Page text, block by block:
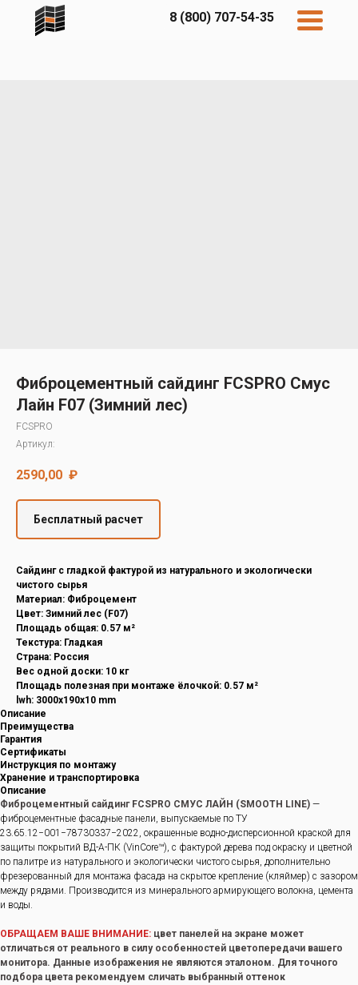
8 (800) 707-54-35
Cedral
Фиброцементный сайдинг FCSPRO Смус
Лайн F07 (Зимний лес)
FCSPRO
Артикул:
2590,00 ₽
Бесплатный расчет
Cайдинг с гладкой фактурой из натурального и экологически
чистого сырья
Материал: Фиброцемент
Цвет: Зимний лес (F07)
Площадь общая: 0.57 м²
Текстура: Гладкая
Страна: Россия
Вес одной доски: 10 кг
Площадь полезная при монтаже ёлочкой: 0.57 м²
lwh: 3000x190x10 mm
Описание
Преимущества
Гарантия
Сертификаты
Инструкция по монтажу
Хранение и транспортировка
Описание
Фиброцементный сайдинг FCSPRO СМУС ЛАЙН (SMOOTH LINE) —
фиброцементные фасадные панели, выпускаемые по ТУ
23.65.12−001−78730337−2022, окрашенные водно-дисперсионной краской для
защиты покрытий ВД-А-ПК (VinCore™), с фактурой дерева под окраску и цветной
по палитре из натурального и экологически чистого сырья, дополнительно
фрезерованный для монтажа фасада на скрытое крепление (кляймер) с зазором
между рядами. Производится из минерального армирующего волокна, цемента
и воды.
ОБРАЩАЕМ ВАШЕ ВНИМАНИЕ: цвет панелей на экране может
отличаться от реального в силу особенностей цветопередачи вашего
монитора. Данные изображения не являются эталоном. Для точного
подбора цвета рекомендуем сличать выбранный оттенок